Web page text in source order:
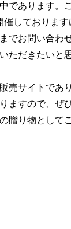
であります。
催しております
でお問い合わ
ただきたいと
売サイトであ
ますので、ぜ
贈り物として